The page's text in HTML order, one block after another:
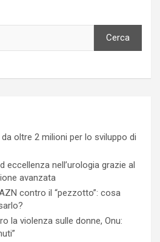
Cerca
oltre 2 milioni per lo sviluppo di
eccellenza nell’urologia grazie al
avanzata
contro il “pezzotto”: cosa
la violenza sulle donne, Onu: